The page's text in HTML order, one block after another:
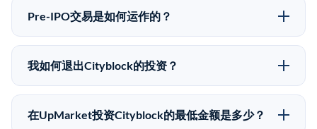
自2019年以来已经纪超过5亿美元的另类投资。
低，意味着没有公开市场可以快速出售。不存在确定的
应做好可能全部损失的准备。私有公司的估值在融资轮
次之间可能大幅波动。投资者应在投资前咨询其财务顾
Pre-IPO交易是如何运作的？
在Pre-IPO交易中，合格投资者通过二级市场平台从现有
股东（如员工、早期投资者或其他持有人）处购买股
为FINRA注册的经纪交易商促成这些交易，代表双方处
理合规、文件和结算事宜。
我如何退出Cityblock的投资？
Pre-IPO持股主要有两种退出途径：在二级市场将股份出
售给其他买家，或持有直到公司完成IPO或被收购。两
在UpMarket投资Cityblock的最低金额是多少？